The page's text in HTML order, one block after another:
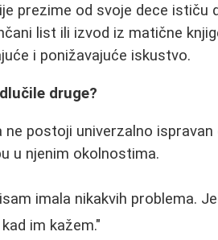
prezime od svoje dece ističu
list ili izvod iz matične
i ponižavajuće iskustvo.
druge?
ne postoji univerzalno
u njenim okolnostima.
imala nikakvih problema.
im kažem."